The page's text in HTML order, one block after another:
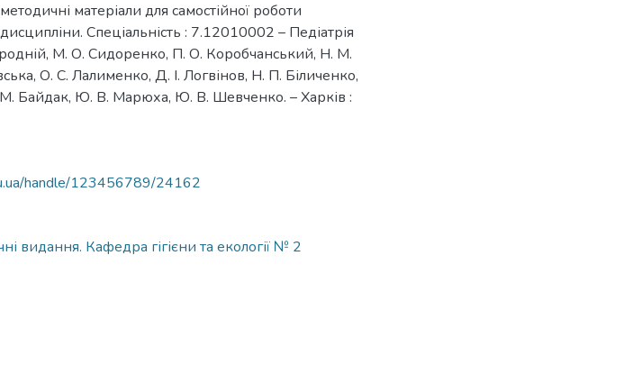
методичні матеріали для самостійної роботи
Спеціальність : 7.12010002 – Педіатрія
М. О. Сидоренко, П. О. Коробчанський, Н. М.
О. С. Лалименко, Д. І. Логвінов, Н. П. Біличенко,
М. Байдак, Ю. В. Марюха, Ю. В. Шевченко. – Харків :
handle/123456789/24162
видання. Кафедра гігієни та екології № 2